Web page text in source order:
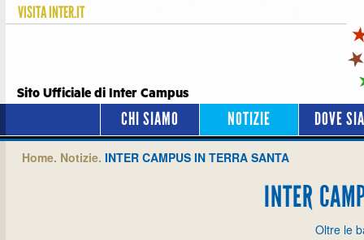
VISITAINTER.IT
Sito Ufficiale di Inter Campus
CHI SIAMO NOTIZIE DOVE
Home. Notizie. INTER CAMPUS IN TERRA SANTA
INTER
Oltre le